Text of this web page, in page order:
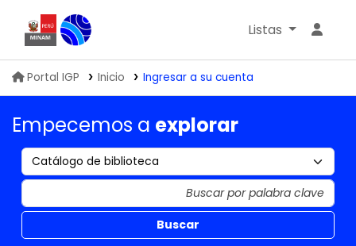
Biblioteca IGP
Listas
Portal IGP Inicio Ingresar a su cuenta
Empecemos a explorar
Buscar